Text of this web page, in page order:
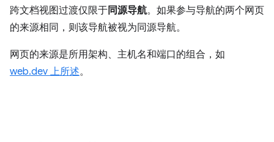
跨文档视图过渡仅限于同源导航。如果参与导航的两个网页
的来源相同，则该导航被视为同源导航。
网页的来源是所用架构、主机名和端口的组合，如
web.dev 上所述。